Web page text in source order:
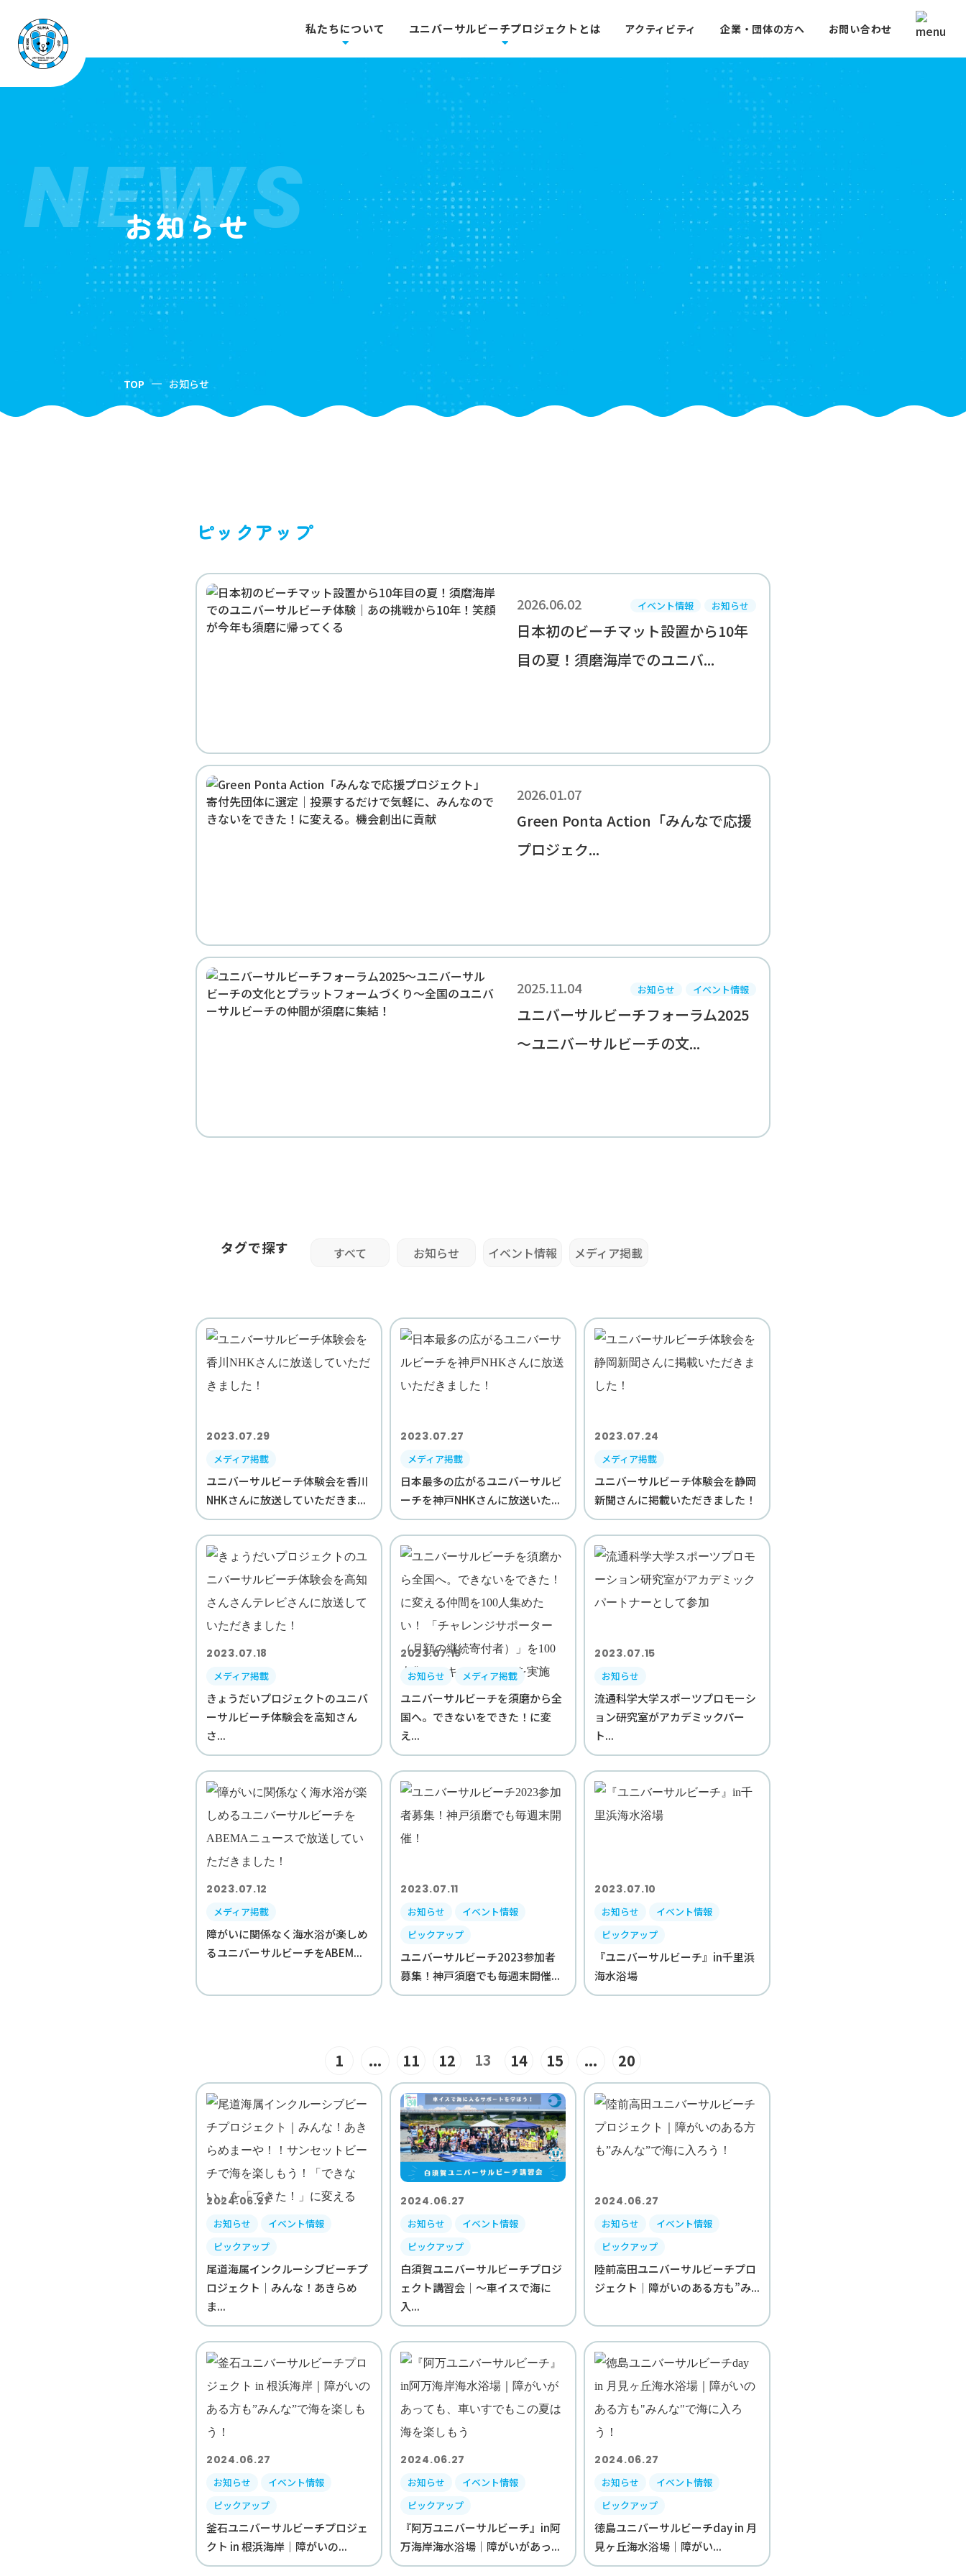
私たちについて ユニバーサルビーチプロジェクトとは アクティビティ 企業・団体の方へ お問い合わせ
お知らせ
NEWS
TOP お知らせ
ピックアップ
2026.06.02 イベント情報 お知らせ
日本初のビーチマット設置から10年
目の夏！須磨海岸でのユニバ...
2026.01.07
Green Ponta Action「みんなで応援
プロジェク...
2025.11.04 お知らせ イベント情報
ユニバーサルビーチフォーラム2025
～ユニバーサルビーチの文...
タグで探す すべて お知らせ イベント情報 メディア掲載
2023.07.29
メディア掲載
ユニバーサルビーチ体験会を香川
NHKさんに放送していただきま...
2023.07.27
メディア掲載
日本最多の広がるユニバーサルビ
ーチを神戸NHKさんに放送いた...
2023.07.24
メディア掲載
ユニバーサルビーチ体験会を静岡
新聞さんに掲載いただきました！
2023.07.18
メディア掲載
きょうだいプロジェクトのユニバ
ーサルビーチ体験会を高知さん
さ...
2023.07.15
お知らせ メディア掲載
ユニバーサルビーチを須磨から全
国へ。できないをできた！に変
え...
2023.07.15
お知らせ
流通科学大学スポーツプロモーシ
ョン研究室がアカデミックパー
ト...
2023.07.12
メディア掲載
障がいに関係なく海水浴が楽しめ
るユニバーサルビーチをABEM...
2023.07.11
お知らせ
イベント情報
ピックアップ
ユニバーサルビーチ2023参加者
募集！神戸須磨でも毎週末開催...
2023.07.10
お知らせ
イベント情報
ピックアップ
『ユニバーサルビーチ』in千里浜
海水浴場
1 ... 11 12 13 14 15 ... 20
2024.06.27
お知らせ
イベント情報
ピックアップ
尾道海属インクルーシブビーチプ
ロジェクト｜みんな！あきらめ
ま...
2024.06.27
お知らせ
イベント情報
ピックアップ
白須賀ユニバーサルビーチプロジ
ェクト講習会｜～車イスで海に
入...
2024.06.27
お知らせ
イベント情報
ピックアップ
陸前高田ユニバーサルビーチプロ
ジェクト｜障がいのある方も”み...
2024.06.27
お知らせ
イベント情報
ピックアップ
釜石ユニバーサルビーチプロジェ
クト in 根浜海岸｜障がいの...
2024.06.27
お知らせ
イベント情報
ピックアップ
『阿万ユニバーサルビーチ』in阿
万海岸海水浴場｜障がいがあっ...
2024.06.27
お知らせ
イベント情報
ピックアップ
徳島ユニバーサルビーチday in 月
見ヶ丘海水浴場｜障がい...